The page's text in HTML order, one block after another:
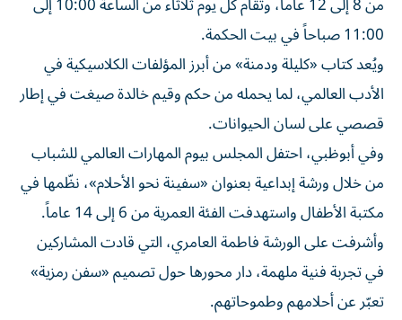
11:00 صباحاً في بيت الحكمة.
ويُعد كتاب «كليلة ودمنة» من أبرز المؤلفات الكلاسيكية في
الأدب العالمي، لما يحمله من حكم وقيم خالدة صيغت في إطار
قصصي على لسان الحيوانات.
وفي أبوظبي، احتفل المجلس بيوم المهارات العالمي للشباب
من خلال ورشة إبداعية بعنوان «سفينة نحو الأحلام»، نظّمها في
مكتبة الأطفال واستهدفت الفئة العمرية من 6 إلى 14 عاماً.
وأشرفت على الورشة فاطمة العامري، التي قادت المشاركين
في تجربة فنية ملهمة، دار محورها حول تصميم «سفن رمزية»
تعبّر عن أحلامهم وطموحاتهم.